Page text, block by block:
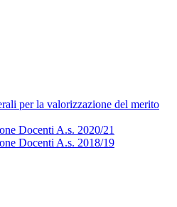
per la valorizzazione del merito
Docenti A.s. 2020/21
Docenti A.s. 2018/19